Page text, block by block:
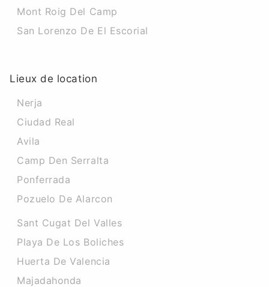
Mont Roig Del Camp
San Lorenzo De El Escorial
Lieux de location
Nerja
Ciudad Real
Avila
Camp Den Serralta
Ponferrada
Pozuelo De Alarcon
Sant Cugat Del Valles
Playa De Los Boliches
Huerta De Valencia
Majadahonda